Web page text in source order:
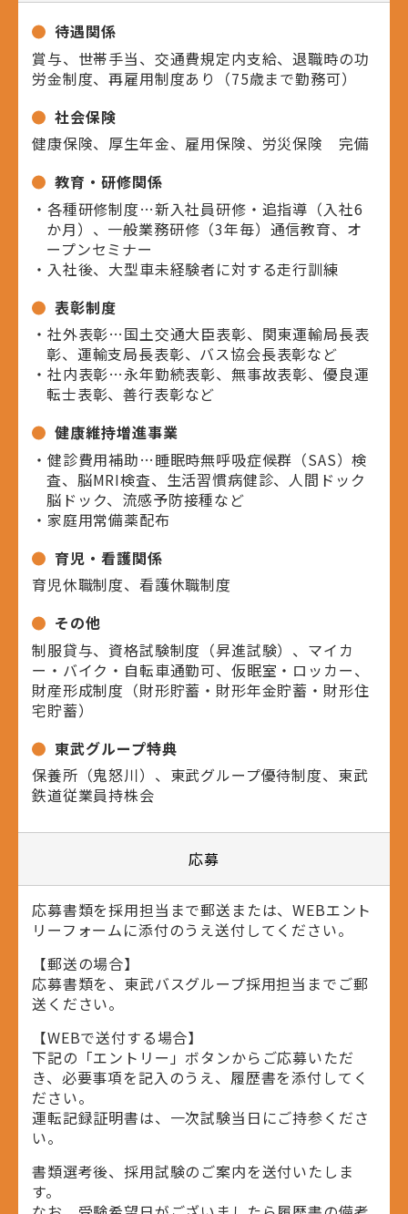
待遇関係
賞与、世帯手当、交通費規定内支給、退職時の功
労金制度、再雇用制度あり（75歳まで勤務可）
社会保険
健康保険、厚生年金、雇用保険、労災保険 完備
教育・研修関係
・各種研修制度…新入社員研修・追指導（入社6
か月）、一般業務研修（3年毎）通信教育、オ
ープンセミナー
・入社後、大型車未経験者に対する走行訓練
表彰制度
・社外表彰…国土交通大臣表彰、関東運輸局長表
彰、運輸支局長表彰、バス協会長表彰など
・社内表彰…永年勤続表彰、無事故表彰、優良運
転士表彰、善行表彰など
健康維持増進事業
・健診費用補助…睡眠時無呼吸症候群（SAS）検
査、脳MRI検査、生活習慣病健診、人間ドック
脳ドック、流感予防接種など
・家庭用常備薬配布
育児・看護関係
育児休職制度、看護休職制度
その他
制服貸与、資格試験制度（昇進試験）、マイカ
ー・バイク・自転車通勤可、仮眠室・ロッカー、
財産形成制度（財形貯蓄・財形年金貯蓄・財形住
宅貯蓄）
東武グループ特典
保養所（鬼怒川）、東武グループ優待制度、東武
鉄道従業員持株会
応募
応募書類を採用担当まで郵送または、WEBエント
リーフォームに添付のうえ送付してください。
【郵送の場合】
応募書類を、東武バスグループ採用担当までご郵
送ください。
【WEBで送付する場合】
下記の「エントリー」ボタンからご応募いただ
き、必要事項を記入のうえ、履歴書を添付してく
ださい。
運転記録証明書は、一次試験当日にご持参くださ
い。
書類選考後、採用試験のご案内を送付いたしま
す。